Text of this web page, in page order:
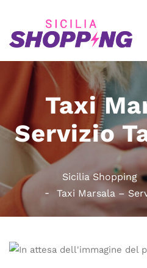
Taxi
Servizio
Sicilia Shopping
Taxi Marsala –